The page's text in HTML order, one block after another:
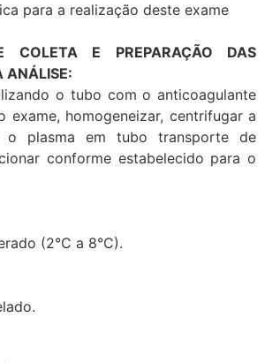
para a realização deste exame
COLETA E PREPARAÇÃO DAS
ANÁLISE:
o tubo com o anticoagulante
exame, homogeneizar, centrifugar a
o plasma em tubo transporte de
conforme estabelecido para o
(2°C a 8°C).